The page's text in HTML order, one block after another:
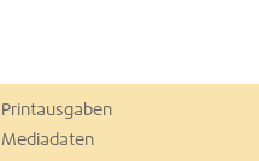
Printausgaben
Mediadaten